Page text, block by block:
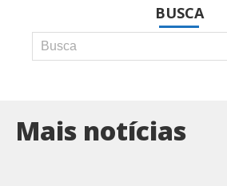
BUSCA
Mais notícias